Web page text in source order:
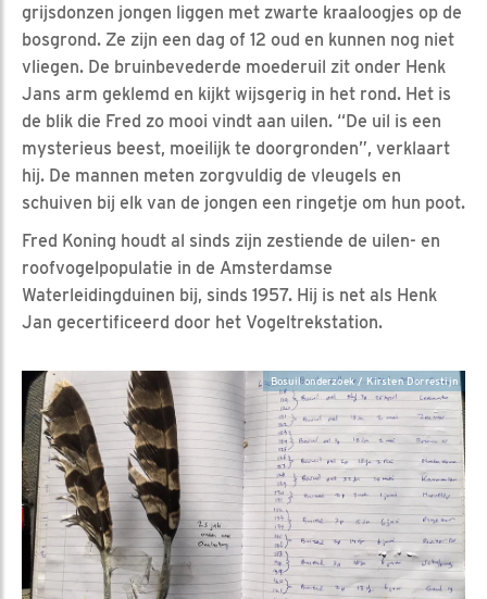
grijsdonzen jongen liggen met zwarte kraaloogjes op de
bosgrond. Ze zijn een dag of 12 oud en kunnen nog niet
vliegen. De bruinbevederde moederuil zit onder Henk
Jans arm geklemd en kijkt wijsgerig in het rond. Het is
de blik die Fred zo mooi vindt aan uilen. “De uil is een
mysterieus beest, moeilijk te doorgronden”, verklaart
hij. De mannen meten zorgvuldig de vleugels en
schuiven bij elk van de jongen een ringetje om hun poot.
Fred Koning houdt al sinds zijn zestiende de uilen- en
roofvogelpopulatie in de Amsterdamse
Waterleidingduinen bij, sinds 1957. Hij is net als Henk
Jan gecertificeerd door het Vogeltrekstation.
Bosuil onderzoek / Kirsten Dorrestijn